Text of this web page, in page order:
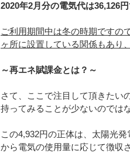
2020年2月分の電気代は36,126円
ご利用期間中は冬の時期ですの
ヶ所に設置している関係もあり
～再エネ賦課金とは？～
さて、ここで注目して頂きたいの
持ってみることが少ないのでは
この4,932円の正体は、太陽光
から電気の使用量に応じて徴収